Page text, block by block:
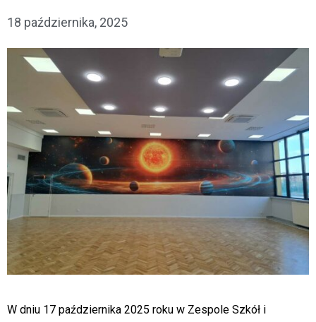
18 października, 2025
W dniu 17 października 2025 roku w Zespole Szkół i